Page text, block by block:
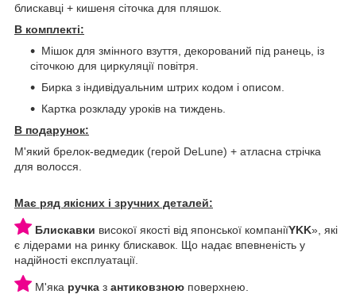
блискавці + кишеня сіточка для пляшок.
В комплекті:
Мішок для змінного взуття, декорований під ранець, із
сіточкою для циркуляції повітря.
Бирка з індивідуальним штрих кодом і описом.
Картка розкладу уроків на тиждень.
В подарунок:
М'який брелок-ведмедик (герой DeLune) + атласна стрічка
для волосся.
Має ряд якісних і зручних деталей:
Блискавки високої якості від японської компаніїYKK», які
є лідерами на ринку блискавок. Що надає впевненість у
надійності експлуатації.
М'яка ручка з антиковзною поверхнею.